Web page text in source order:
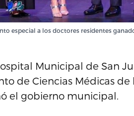
especial a los doctores residentes
Municipal de San
de Ciencias Médicas de
el gobierno municipal.